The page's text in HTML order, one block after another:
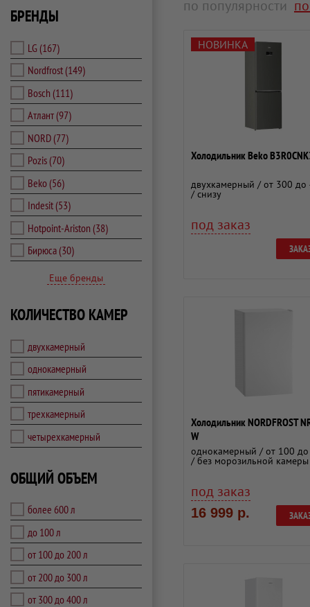
БРЕНДЫ
LG (167)
Nordfrost(149)
Bosch (111)
Атлант(97)
NORD(77)
Pozis(70)
Beko(56)
Indesit(53)
Hotpoint-Ariston (38)
Бирюса(30)
Еще бренды
КОЛИЧЕСТВО КАМЕР
двухкамерный
однокамерный
пятикамерный
трехкамерный
четырехкамерный
ОБЩИЙ ОБЪЕМ
более 600 л
до 100 л
от 100 до 200 л
от 200 до 300 л
от 300 до 400 л
по популярности
НОВИНКА
Холодильник Beko
двухкамерный / от 300 до
/ снизу
под заказ
Холодильник NORDFROST
W
однокамерный / от 100
/ без морозильной камеры
под заказ
16 999 р.